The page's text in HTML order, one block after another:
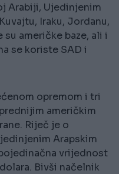
Arabiji, Ujedinjenim
Iraku, Jordanu,
su američke baze, ali i
se koriste SAD i
opremom i tri
američkim
Riječ je o
Arapskim
vrijednost
Bivši načelnik